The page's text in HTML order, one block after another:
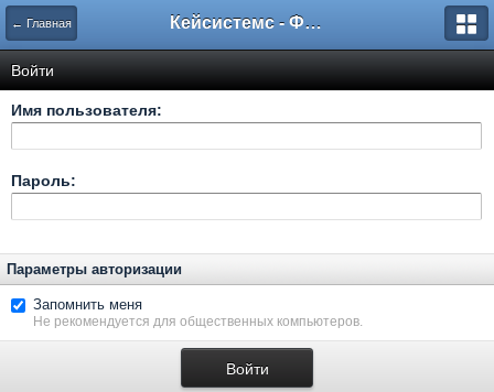
← Главная Кейсистемс - Форумы
Войти
Имя пользователя:
Пароль:
Параметры авторизации
Запомнить меня
Не рекомендуется для общественных компьютеров.